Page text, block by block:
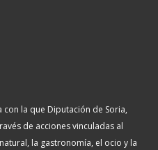
con la que Diputación de Soria,
de acciones vinculadas al
la gastronomía, el ocio y la